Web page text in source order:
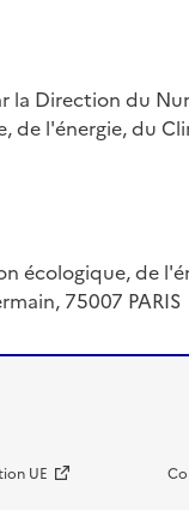
la Direction du
de l'énergie, du
écologique, de
75007 PARIS
UE